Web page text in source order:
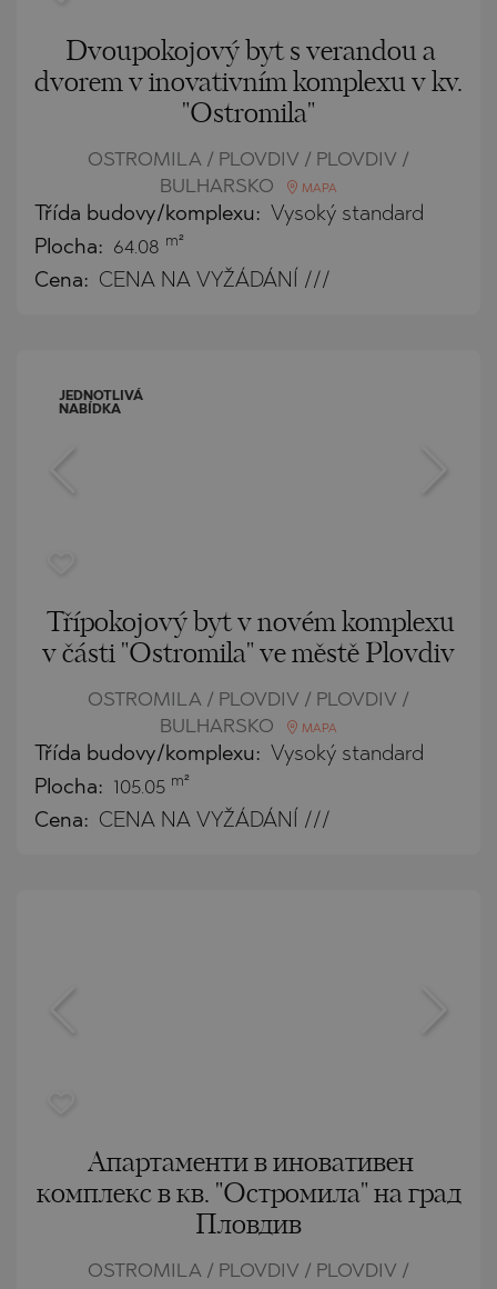
Dvoupokojový byt s verandou a
dvorem v inovativním komplexu v kv.
"Ostromila"
OSTROMILA / PLOVDIV / PLOVDIV /
BULHARSKO
MAPA
Třída budovy/komplexu: Vysoký standard
Plocha: 64.08 m²
Cena: CENA NA VYŽÁDÁNÍ ///
JEDNOTLIVÁ
NABÍDKA
Třípokojový byt v novém komplexu
v části "Ostromila" ve městě Plovdiv
OSTROMILA / PLOVDIV / PLOVDIV /
BULHARSKO
MAPA
Třída budovy/komplexu: Vysoký standard
Plocha: 105.05 m²
Cena: CENA NA VYŽÁDÁNÍ ///
Апартаменти в иновативен
комплекс в кв. "Остромила" на град
Пловдив
OSTROMILA / PLOVDIV / PLOVDIV /